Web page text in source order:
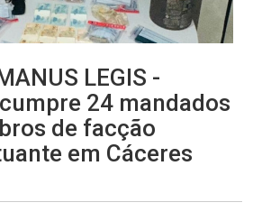
LEGIS -
24 mandados
de facção
em Cáceres